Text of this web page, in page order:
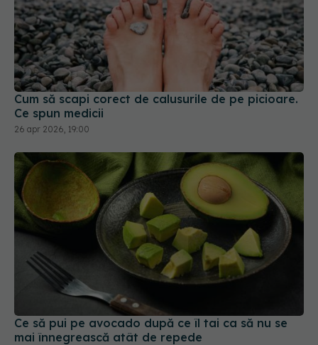
Cum să scapi corect de calusurile de pe picioare.
Ce spun medicii
26 apr 2026, 19:00
Ce să pui pe avocado după ce îl tai ca să nu se
mai înnegrească atât de repede